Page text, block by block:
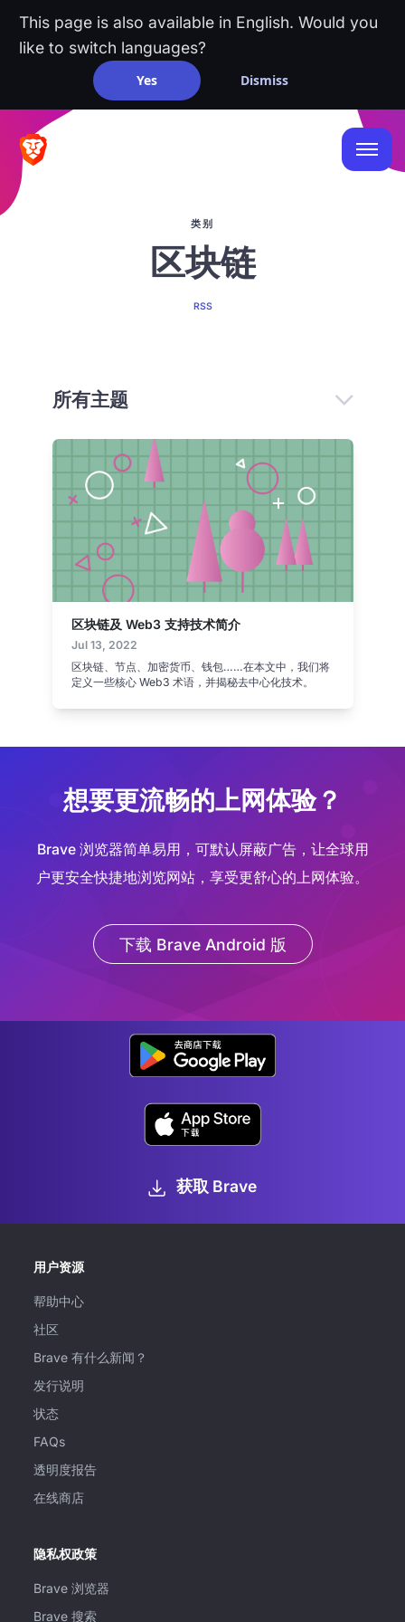
This page is also available in English. Would you
like to switch languages?
Yes Dismiss
类别
区块链
RSS
所有主题
区块链及 Web3 支持技术简介
Jul 13, 2022
区块链、节点、加密货币、钱包……在本文中，我们将
定义一些核心 Web3 术语，并揭秘去中心化技术。
想要更流畅的上网体验？
Brave 浏览器简单易用，可默认屏蔽广告，让全球用
户更安全快捷地浏览网站，享受更舒心的上网体验。
下载 Brave Android 版
获取 Brave
用户资源
帮助中心
社区
Brave 有什么新闻？
发行说明
状态
FAQs
透明度报告
在线商店
隐私权政策
Brave 浏览器
Brave 搜索